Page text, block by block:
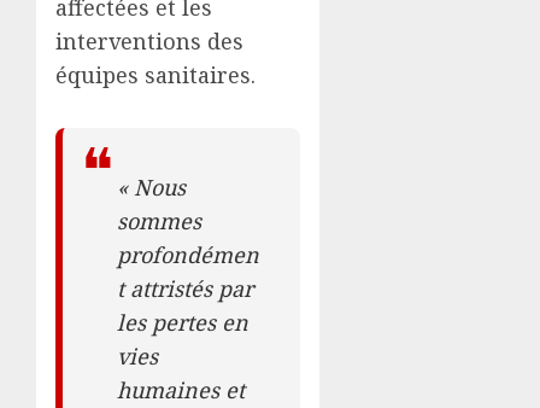
affectées et les
interventions des
équipes sanitaires.
« Nous
sommes
profondémen
t attristés par
les pertes en
vies
humaines et